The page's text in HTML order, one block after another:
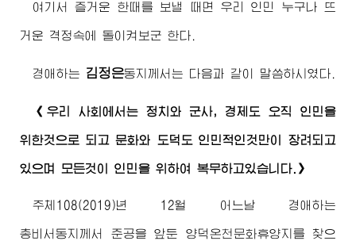
여기서 즐거운 한때를 보낼 때면 우리 인민 누구나 뜨
거운 격정속에 돌이켜보군 한다.
경애하는 김정은동지께서 는 다음과 같이 말씀하시였다.
《우리 사회에서는 정치와 군사, 경제도 오직 인민을
위한것으로 되고 문화와 도덕도 인민적인것만이 장려되고
있으며 모든것이 인민을 위하여 복무하고있습니다.》
주체108(2019)년 12월 어느날 경애하는
총비서동지께서 준공을 앞둔 양덕온천문화휴양지를 찾으